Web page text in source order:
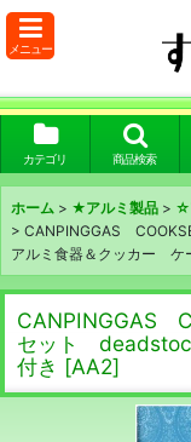
メニュー
カテゴリ 商品検索
ホーム > ★アルミ製品 > ☆
> CANPINGGAS
アルミ食器＆クッカー ケ
CANPINGGAS
セット
付き [AA2]